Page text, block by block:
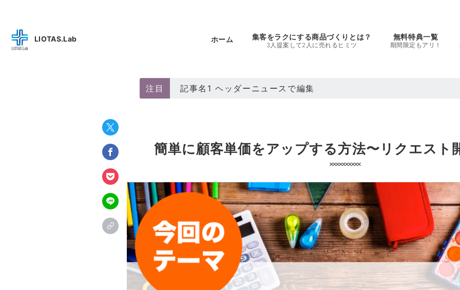
LIOTAS.Lab ホーム 集客をラクにする商品づくりとは？
3人提案して2人に売れるヒミツ
無料特典一覧
期間限定もアリ！
注目 記事名1 ヘッダーニュースで編集
簡単に顧客単価をアップする方法〜リクエスト